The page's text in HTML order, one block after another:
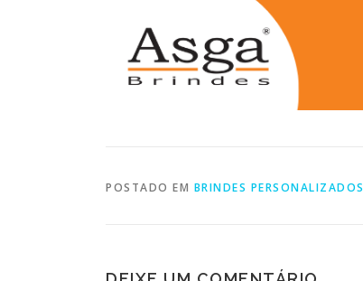
POSTADO EM BRINDES PERSONALIZADOS